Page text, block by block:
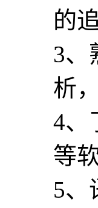
的
3、
析
4、
等
5、